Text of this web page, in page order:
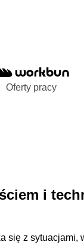
Oferty pracy
i
się z sytuacjami,